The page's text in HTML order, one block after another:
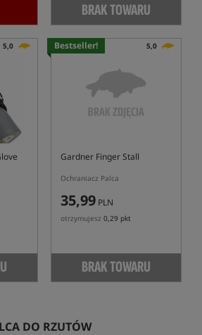
BRAK TOWARU
5,0 Bestseller! 5,0
Gardner Finger Stall
Ochraniacz Palca
35,99 PLN
otrzymujesz 0,29 pkt
BRAK TOWARU
DO RZUTÓW